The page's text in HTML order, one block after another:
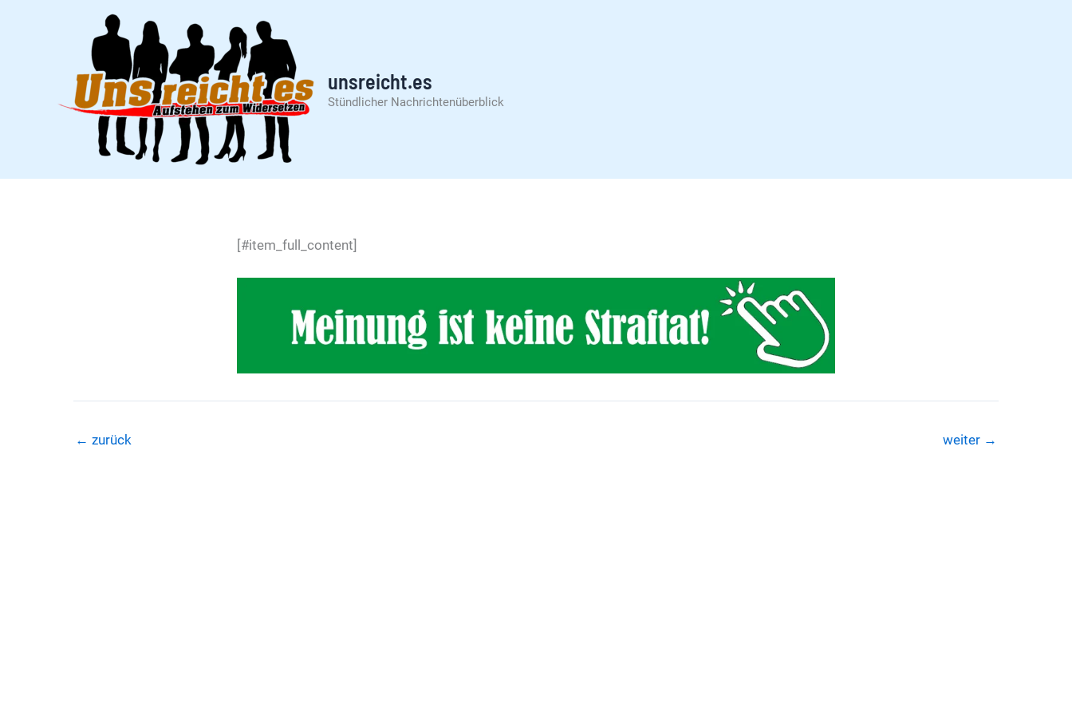
unsreicht.es
Stündlicher Nachrichtenüberblick
[#item_full_content]
← zurück weiter →